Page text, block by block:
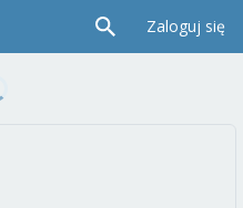
Zaloguj się